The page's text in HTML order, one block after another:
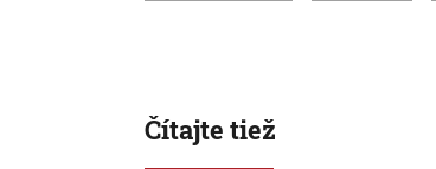
Čítajte tiež